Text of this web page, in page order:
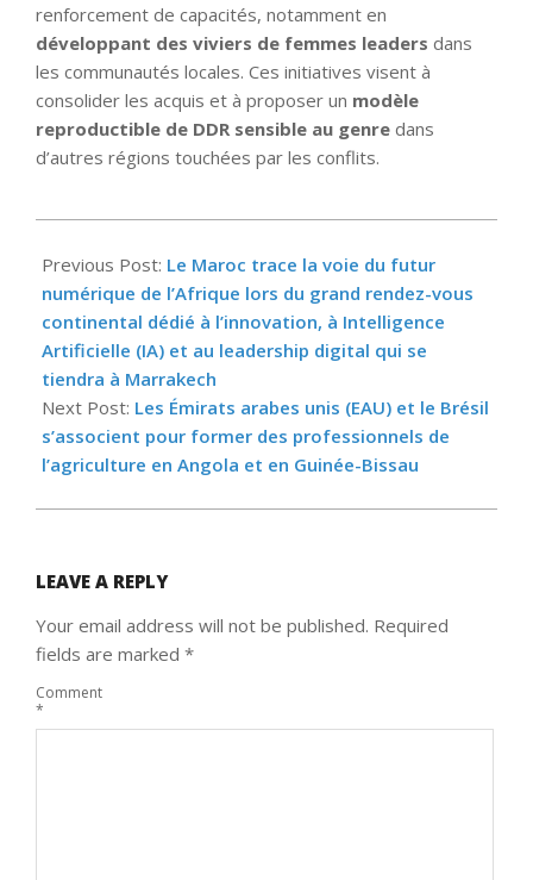
renforcement de capacités, notamment en
développant des viviers de femmes leaders dans
les communautés locales. Ces initiatives visent à
consolider les acquis et à proposer un modèle
reproductible de DDR sensible au genre dans
d’autres régions touchées par les conflits.
04-
11
Previous Post: Le Maroc trace la voie du futur
numérique de l’Afrique lors du grand rendez-vous
continental dédié à l’innovation, à Intelligence
Artificielle (IA) et au leadership digital qui se
tiendra à Marrakech
Next Post: Les Émirats arabes unis (EAU) et le Brésil
s’associent pour former des professionnels de
l’agriculture en Angola et en Guinée-Bissau
LEAVE A REPLY
Your email address will not be published. Required
fields are marked *
Comment
*